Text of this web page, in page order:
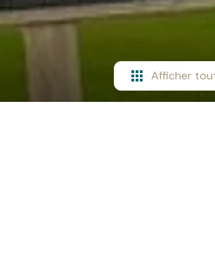
Afficher